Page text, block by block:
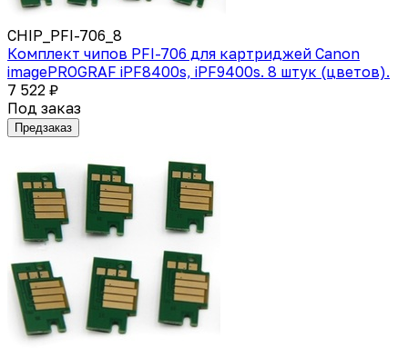
CHIP_PFI-706_8
Комплект чипов PFI-706 для картриджей Canon
imagePROGRAF iPF8400s, iPF9400s. 8 штук (цветов).
7 522 ₽
Под заказ
Предзаказ